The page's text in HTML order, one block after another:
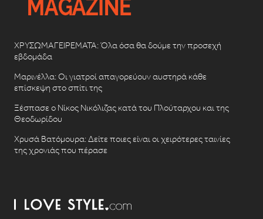
ΧΡΥΣΩΜΑΓΕΙΡΕΜΑΤΑ: Όλα όσα θα δούμε την προσεχή
εβδομάδα
Μαρινέλλα: Οι γιατροί απαγορεύουν αυστηρά κάθε
επίσκεψη στο σπίτι της
Ξέσπασε ο Νίκος Νικόλιζας κατά του Πλούταρχου και της
Θεοδωρίδου
Χρυσά Βατόμουρα: Δείτε ποιες είναι οι χειρότερες ταινίες
της χρονιάς που πέρασε